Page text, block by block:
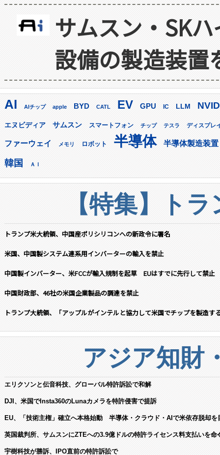
サムスン・SK
設備の製造装置
AI AIチップ apple BYD CATL EV GPU IC LLM
エヌビディア サムスン スマートフォン チップ テスラ ディスプレ
ファーウェイ メモリ ロボット 半導体 半導体製造装置
韓国 ＡＩ
【特集】ト
トランプ米大統領、中国産ポリシリコンへの新政令に署名
米国、中国製システム連系用インバーターの輸入を禁止
中国製インバーター、米FCCが輸入規制を起草 EUはすでに先行して禁止
中国財政部、46社の米国企業製品の調達を禁止
トランプ大統領、「アップルがインテルと協力して米国でチップを製造す
アジア知財
エリクソンと伝音科技、グローバル特許訴訟で和解
DJI、米国でInsta360のLunaカメラを特許侵害で提訴
EU、「技術主権」確立へ本格始動 半導体・クラウド・AIで米依存脱却を
英国裁判所、サムスンにZTEへの3.9億ドルの特許ライセンス料支払いを命
宇樹科技が勝訴、IPO直前の特許訴訟で